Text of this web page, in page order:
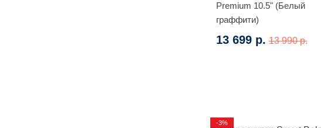
Premium 10.5" (Белый
граффити)
13 699 р. 13 990 р.
-3%